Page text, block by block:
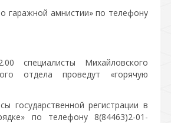
гаражной амнистии» по телефону
специалисты Михайловского
отдела проведут «горячую
государственной регистрации в
по телефону 8(84463)2-01-